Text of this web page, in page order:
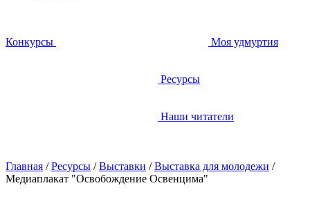
Конкурсы Моя удмуртия
Ресурсы
Наши читатели
Главная /Ресурсы /Выставки /Выставка для молодежи /
Медиаплакат "Освобождение Освенцима"